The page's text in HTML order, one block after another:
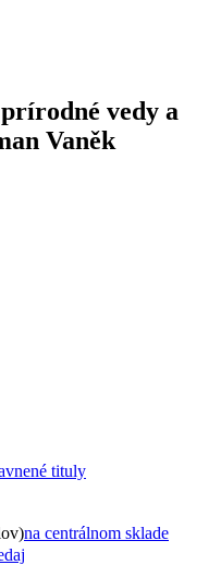
vedy a
Vaněk
tituly
na centrálnom sklade